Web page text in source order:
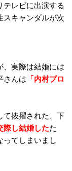
レビに出演する
スキャンダルが次
、実際は結婚には
さんは 「内村プロ
て抜擢された、下
際し結婚したた
ってしまいまし